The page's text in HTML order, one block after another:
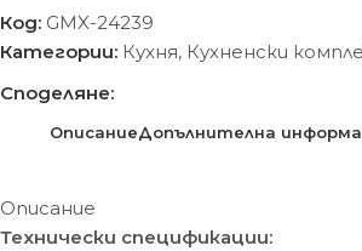
Код: GMX-24239
Категории: Кухня, Кухненски
Споделяне:
ОписаниеДопълнителна
Описание
Технически спецификации: